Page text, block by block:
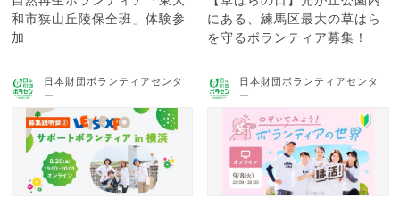
和市狭山丘陵保全班」体験参
加
にある、練馬区最大の草はら
を守るボランティア募集！
日本財団ボランティアセンタ
ー
日本財団ボランティアセンタ
ー